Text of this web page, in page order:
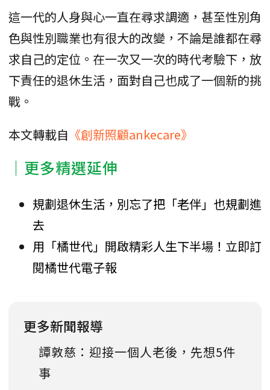
這一代的人身與心一直在尋求調適，甚至性別角
色與性別職業也有很大的改變，不論是誰都在尋
求自己的定位。在一次又一次的時代考驗下，放
下責任的退休生活，面對自己也成了一個新的挑
戰。
本文轉載自 《創新照顧ankecare》
｜更多精選延伸
規劃退休生活，別忘了把「老伴」也規劃進
去
用「橘世代」開啟精彩人生下半場！立即訂
閱橘世代電子報
更多新聞報導
譚敦慈：迎接一個人老後，先想5件
事